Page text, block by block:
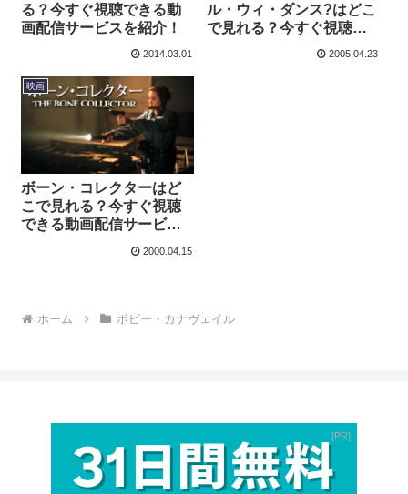
る？今すぐ視聴できる動
画配信サービスを紹介！
2014.03.01
ル・ウィ・ダンス?はどこ
で見れる？今すぐ視聴で
きる動画配信サービスを
2005.04.23
映画
ボーン・コレクターはど
こで見れる？今すぐ視聴
できる動画配信サービス
2000.04.15
ホーム ボビー・カナヴェイル
PR